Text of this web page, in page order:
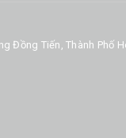
Đồng Tiến, Thành Phố